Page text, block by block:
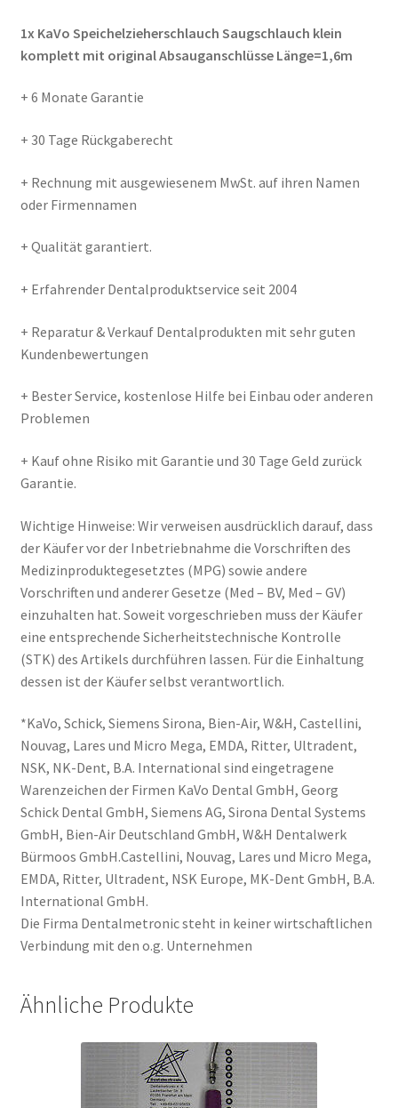
1x KaVo Speichelzieherschlauch Saugschlauch klein
komplett mit original Absauganschlüsse Länge=1,6m
+ 6 Monate Garantie
+ 30 Tage Rückgaberecht
+ Rechnung mit ausgewiesenem MwSt. auf ihren Namen
oder Firmennamen
+ Qualität garantiert.
+ Erfahrender Dentalproduktservice seit 2004
+ Reparatur & Verkauf Dentalprodukten mit sehr guten
Kundenbewertungen
+ Bester Service, kostenlose Hilfe bei Einbau oder anderen
Problemen
+ Kauf ohne Risiko mit Garantie und 30 Tage Geld zurück
Garantie.
Wichtige Hinweise: Wir verweisen ausdrücklich darauf, dass
der Käufer vor der Inbetriebnahme die Vorschriften des
Medizinproduktegesetztes (MPG) sowie andere
Vorschriften und anderer Gesetze (Med – BV, Med – GV)
einzuhalten hat. Soweit vorgeschrieben muss der Käufer
eine entsprechende Sicherheitstechnische Kontrolle
(STK) des Artikels durchführen lassen. Für die Einhaltung
dessen ist der Käufer selbst verantwortlich.
*KaVo, Schick, Siemens Sirona, Bien-Air, W&H, Castellini,
Nouvag, Lares und Micro Mega, EMDA, Ritter, Ultradent,
NSK, NK-Dent, B.A. International sind eingetragene
Warenzeichen der Firmen KaVo Dental GmbH, Georg
Schick Dental GmbH, Siemens AG, Sirona Dental Systems
GmbH, Bien-Air Deutschland GmbH, W&H Dentalwerk
Bürmoos GmbH.Castellini, Nouvag, Lares und Micro Mega,
EMDA, Ritter, Ultradent, NSK Europe, MK-Dent GmbH, B.A.
International GmbH.
Die Firma Dentalmetronic steht in keiner wirtschaftlichen
Verbindung mit den o.g. Unternehmen
Ähnliche Produkte